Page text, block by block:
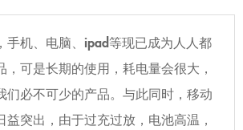
手机、电脑、ipad等现已成为人人都
，可是长期的使用，耗电量会很大，
们必不可少的产品。与此同时，移动
益突出，由于过充过放，电池高温，